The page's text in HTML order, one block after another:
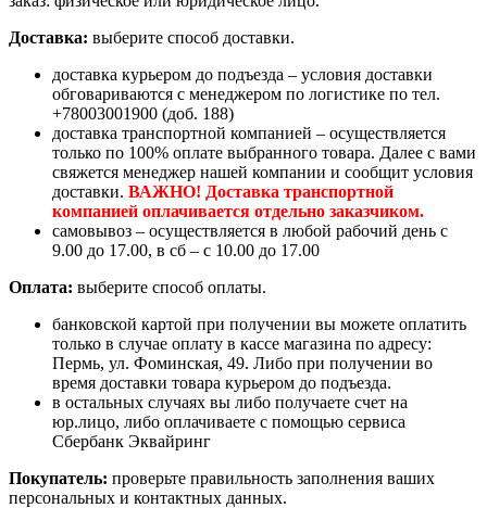
Доставка: выберите способ доставки.
доставка курьером до подъезда – условия доставки
обговариваются с менеджером по логистике по тел.
+78003001900 (доб. 188)
доставка транспортной компанией – осуществляется
только по 100% оплате выбранного товара. Далее с вами
свяжется менеджер нашей компании и сообщит условия
доставки. ВАЖНО! Доставка транспортной
компанией оплачивается отдельно заказчиком.
самовывоз – осуществляется в любой рабочий день с
9.00 до 17.00, в сб – с 10.00 до 17.00
Оплата: выберите способ оплаты.
банковской картой при получении вы можете оплатить
только в случае оплату в кассе магазина по адресу:
Пермь, ул. Фоминская, 49. Либо при получении во
время доставки товара курьером до подъезда.
в остальных случаях вы либо получаете счет на
юр.лицо, либо оплачиваете с помощью сервиса
Сбербанк Эквайринг
Покупатель: проверьте правильность заполнения ваших
персональных и контактных данных.